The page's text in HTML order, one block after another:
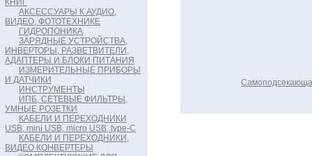
КНИГ
АКСЕССУАРЫ К АУДИО,
ВИДЕО, ФОТОТЕХНИКЕ
ГИДРОПОНИКА
ЗАРЯДНЫЕ УСТРОЙСТВА,
ИНВЕРТОРЫ, РАЗВЕТВИТЕЛИ,
АДАПТЕРЫ И БЛОКИ ПИТАНИЯ
ИЗМЕРИТЕЛЬНЫЕ ПРИБОРЫ
И ДАТЧИКИ
ИНСТРУМЕНТЫ
ИПБ, СЕТЕВЫЕ ФИЛЬТРЫ,
УМНЫЕ РОЗЕТКИ
КАБЕЛИ И ПЕРЕХОДНИКИ
USB, mini USB, micro USB, type-C
КАБЕЛИ И ПЕРЕХОДНИКИ,
ВИДЕО КОНВЕРТЕРЫ